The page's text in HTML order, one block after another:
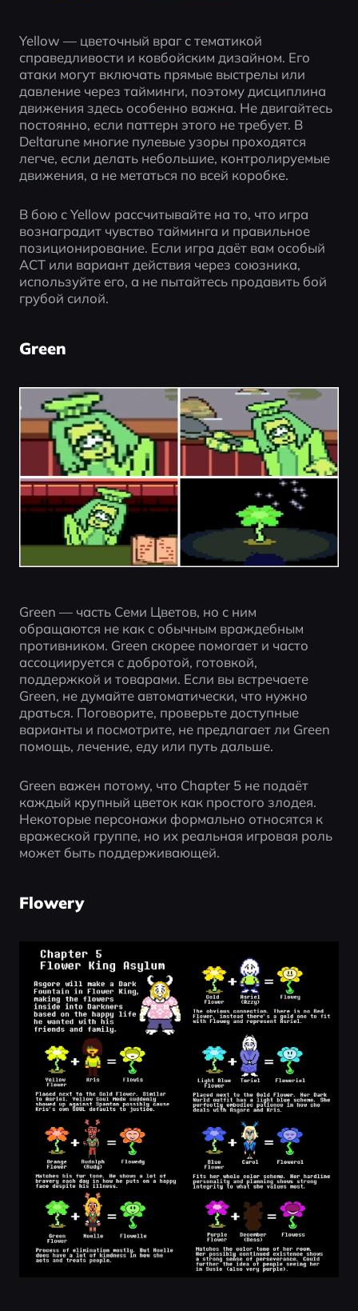
Yellow — цветочный враг с тематикой
справедливости и ковбойским дизайном. Его
атаки могут включать прямые выстрелы или
давление через тайминги, поэтому дисциплина
движения здесь особенно важна. Не двигайтесь
постоянно, если паттерн этого не требует. В
Deltarune многие пулевые узоры проходятся
легче, если делать небольшие, контролируемые
движения, а не метаться по всей коробке.
В бою с Yellow рассчитывайте на то, что игра
вознаградит чувство тайминга и правильное
позиционирование. Если игра даёт вам особый
ACT или вариант действия через союзника,
используйте его, а не пытайтесь продавить бой
грубой силой.
Green
Green — часть Семи Цветов, но с ним
обращаются не как с обычным враждебным
противником. Green скорее помогает и часто
ассоциируется с добротой, готовкой,
поддержкой и товарами. Если вы встречаете
Green, не думайте автоматически, что нужно
драться. Поговорите, проверьте доступные
варианты и посмотрите, не предлагает ли Green
помощь, лечение, еду или путь дальше.
Green важен потому, что Chapter 5 не подаёт
каждый крупный цветок как простого злодея.
Некоторые персонажи формально относятся к
вражеской группе, но их реальная игровая роль
может быть поддерживающей.
Flowery